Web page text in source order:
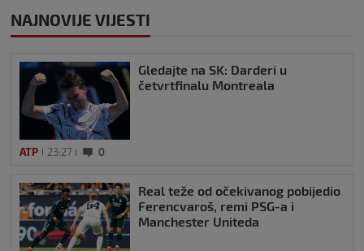
NAJNOVIJE VIJESTI
Gledajte na SK: Darderi u
četvrtfinalu Montreala
ATP 23:27 0
Real teže od očekivanog pobijedio
Ferencvaroš, remi PSG-a i
Manchester Uniteda